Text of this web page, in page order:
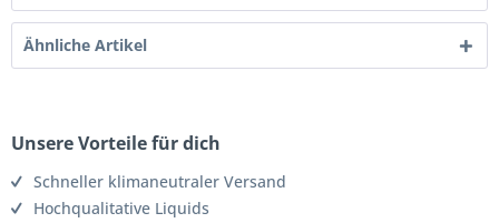
Ähnliche Artikel
Unsere Vorteile für dich
Schneller klimaneutraler Versand
Hochqualitative Liquids